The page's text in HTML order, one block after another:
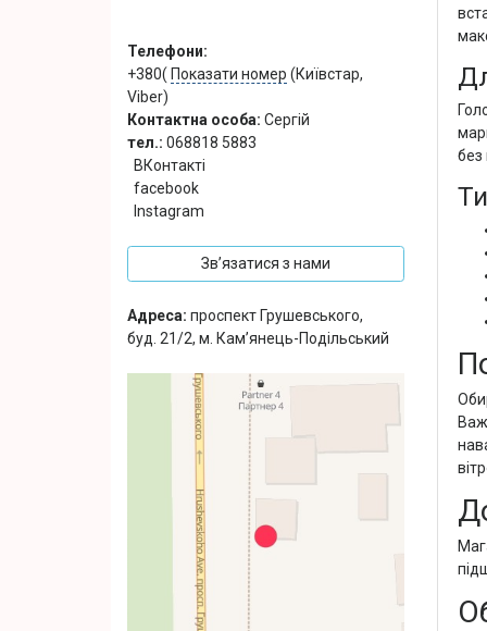
Телефони:
+380( Показати номер (Київстар,
Viber)
Контактна особа: Сергій
тел.: 068818 5883
ВКонтакті
facebook
Instagram
Зв’язатися з нами
Адреса: проспект Грушевського,
буд. 21/2, м. Кам’янець-Подільський
без